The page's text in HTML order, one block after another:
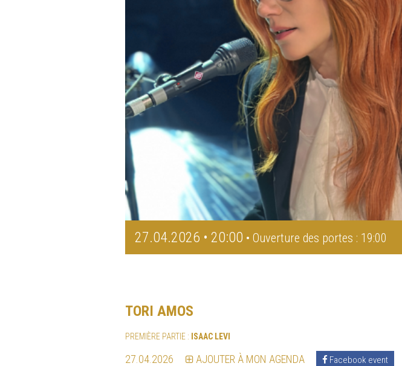
27.04.2026 • 20:00 • Ouverture des portes : 19:00
TORI AMOS
PREMIÈRE PARTIE : ISAAC LEVI
27.04.2026 AJOUTER À MON AGENDA Facebook event